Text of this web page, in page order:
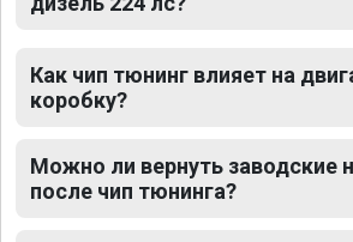
Как чип тюнинг влияет на
коробку?
Можно ли вернуть заводские
после чип тюнинга?